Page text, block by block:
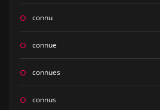
connu
connue
connues
connus